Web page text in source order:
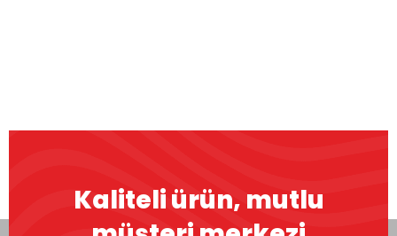
Kaliteli ürün, mutlu